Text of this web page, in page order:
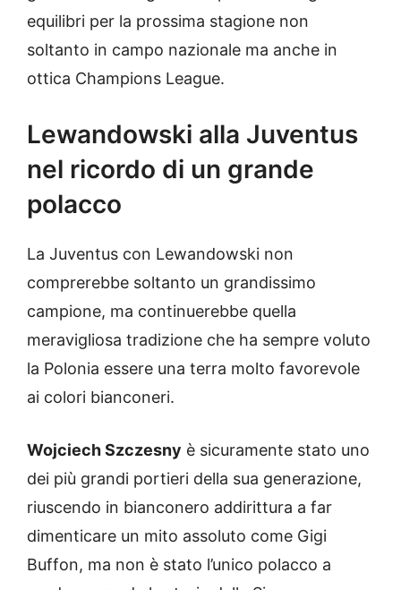
equilibri per la prossima stagione non
soltanto in campo nazionale ma anche in
ottica Champions League.
Lewandowski alla Juventus
nel ricordo di un grande
polacco
La Juventus con Lewandowski non
comprerebbe soltanto un grandissimo
campione, ma continuerebbe quella
meravigliosa tradizione che ha sempre voluto
la Polonia essere una terra molto favorevole
ai colori bianconeri.
Wojciech Szczesny è sicuramente stato uno
dei più grandi portieri della sua generazione,
riuscendo in bianconero addirittura a far
dimenticare un mito assoluto come Gigi
Buffon, ma non è stato l’unico polacco a